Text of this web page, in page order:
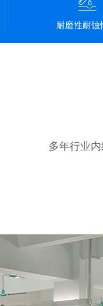
耐磨性耐蚀
多年行业